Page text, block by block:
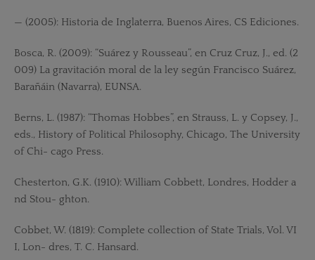
— (2005): Historia de Inglaterra, Buenos Aires, CS Ediciones.
Bosca, R. (2009): “Suárez y Rousseau”, en Cruz Cruz, J., ed. (2
009) La gravitación moral de la ley según Francisco Suárez,
Barañáin (Navarra), EUNSA.
Berns, L. (1987): “Thomas Hobbes”, en Strauss, L. y Copsey, J.,
eds., History of Political Philosophy, Chicago, The University
of Chi- cago Press.
Chesterton, G.K. (1910): William Cobbett, Londres, Hodder a
nd Stou- ghton.
Cobbet, W. (1819): Complete collection of State Trials, Vol. VI
I, Lon- dres, T. C. Hansard.